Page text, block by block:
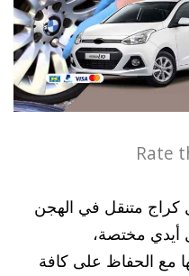
Rate
كراج متنقل في الهجن
أيدي مختصة،
مع الحفاظ على كافة